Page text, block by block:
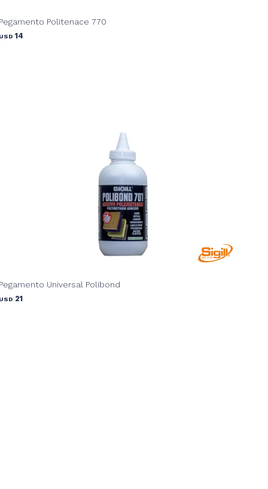
Politenace 770
14
Universal Polibond
21